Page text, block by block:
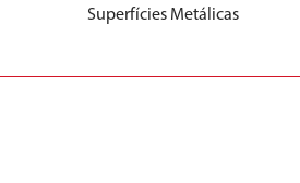
Superfícies Metálicas